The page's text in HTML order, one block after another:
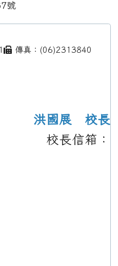
號
傳真：(06)2313840
洪國展 校長
校長信箱：